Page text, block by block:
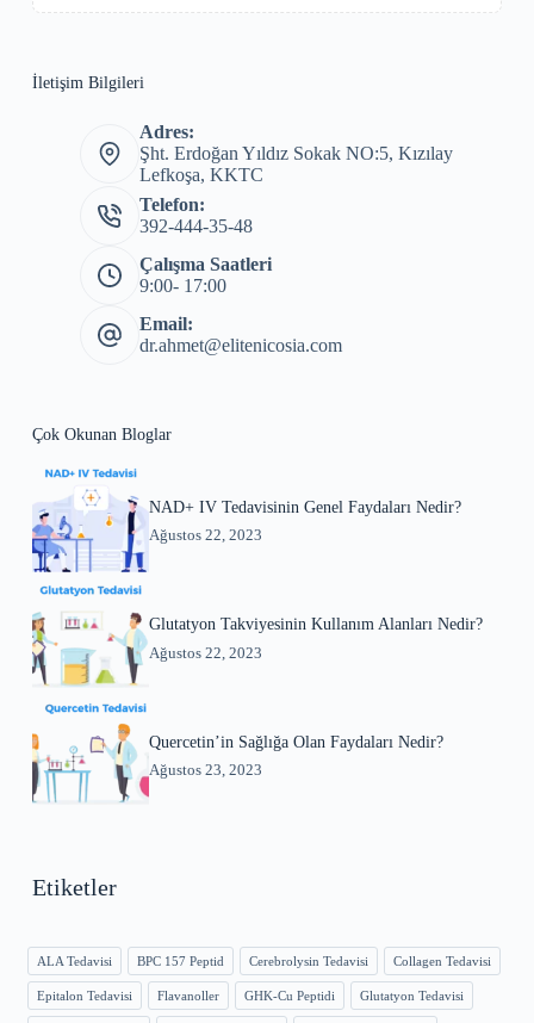
İletişim Bilgileri
Adres:
Şht. Erdoğan Yıldız Sokak NO:5, Kızılay
Lefkoşa, KKTC
Telefon:
392-444-35-48
Çalışma Saatleri
9:00- 17:00
Email:
dr.ahmet@elitenicosia.com
Çok Okunan Bloglar
NAD+ IV Tedavisinin Genel Faydaları Nedir?
Ağustos 22, 2023
Glutatyon Takviyesinin Kullanım Alanları Nedir?
Ağustos 22, 2023
Quercetin’in Sağlığa Olan Faydaları Nedir?
Ağustos 23, 2023
Etiketler
ALA Tedavisi BPC 157 Peptid Cerebrolysin Tedavisi Collagen Tedavisi
Epitalon Tedavisi Flavanoller GHK-Cu Peptidi Glutatyon Tedavisi